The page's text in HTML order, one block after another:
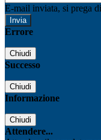
E-mail inviata, si prega
Errore
Chiudi
Successo
Chiudi
Informazione
Chiudi
Attendere...